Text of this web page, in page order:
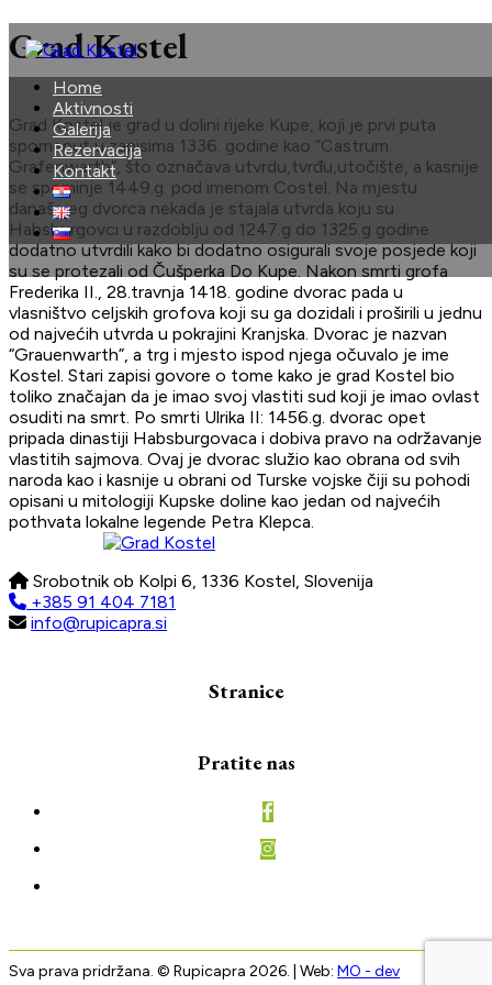
Home
Aktivnosti
Galerija
Rezervacija
Kontakt
Grad Kostel
Grad Kostel je grad u dolini rijeke Kupe, koji je prvi puta
spomenut u zapisima 1336. godine kao “Castrum
Grafenwarth”, što označava utvrdu,tvrđu,utočište, a kasnije
se spominje 1449.g. pod imenom Costel. Na mjestu
današnjeg dvorca nekada je stajala utvrda koju su
Habsburgovci u razdoblju od 1247.g do 1325.g godine
dodatno utvrdili kako bi dodatno osigurali svoje posjede koji
su se protezali od Čušperka Do Kupe. Nakon smrti grofa
Frederika II., 28.travnja 1418. godine dvorac pada u
vlasništvo celjskih grofova koji su ga dozidali i proširili u jednu
od najvećih utvrda u pokrajini Kranjska. Dvorac je nazvan
“Grauenwarth”, a trg i mjesto ispod njega očuvalo je ime
Kostel. Stari zapisi govore o tome kako je grad Kostel bio
toliko značajan da je imao svoj vlastiti sud koji je imao ovlast
osuditi na smrt. Po smrti Ulrika II: 1456.g. dvorac opet
pripada dinastiji Habsburgovaca i dobiva pravo na održavanje
vlastitih sajmova. Ovaj je dvorac služio kao obrana od svih
naroda kao i kasnije u obrani od Turske vojske čiji su pohodi
opisani u mitologiji Kupske doline kao jedan od najvećih
pothvata lokalne legende Petra Klepca.
Srobotnik ob Kolpi 6, 1336 Kostel, Slovenija
+385 91 404 7181
info@rupicapra.si
Stranice
Pratite nas
Sva prava pridržana. © Rupicapra 2026. | Web: MO - dev